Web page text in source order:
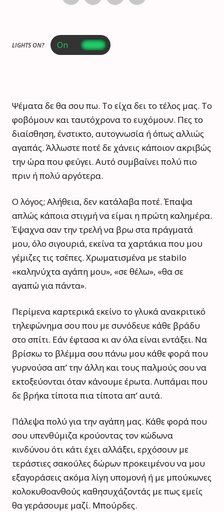
LIGHTS ON?
Ψέματα δε θα σου πω. Το είχα δει το τέλος μας. Το
φοβόμουν και ταυτόχρονα το ευχόμουν. Πες το
διαίσθηση, ένστικτο, αυτογνωσία ή όπως αλλιώς
αγαπάς. Άλλωστε ποτέ δε χάνεις κάποιον ακριβώς
την ώρα που φεύγει. Αυτό συμβαίνει πολύ πιο
πριν ή πολύ αργότερα.
Ο λόγος; Αλήθεια, δεν κατάλαβα ποτέ. Έπαψα
απλώς κάποια στιγμή να είμαι η πρώτη καλημέρα.
Έψαχνα σαν την τρελή να βρω στα πράγματά
μου, όλο σιγουριά, εκείνα τα χαρτάκια που μου
γέμιζες τις τσέπες. Χρωματισμένα με stabilο
«καληνύχτα αγάπη μου», «σε θέλω», «θα σε
αγαπώ για πάντα».
Περίμενα καρτερικά εκείνο το γλυκά ανακριτικό
τηλεφώνημα σου που με συνόδευε κάθε βράδυ
στο σπίτι. Εάν έφτασα κι αν όλα είναι εντάξει. Να
βρίσκω το βλέμμα σου πάνω μου κάθε φορά που
γυρνούσα απ’ την άλλη και τους παλμούς σου να
εκτοξεύονται όταν κάνουμε έρωτα. Λυπάμαι που
δε βρήκα τίποτα πια τίποτα απ’ αυτά.
Πάλεψα πολύ για την αγάπη μας. Κάθε φορά που
σου υπενθύμιζα κρούοντας τον κώδωνα
κινδύνου ότι κάτι έχει αλλάξει, ερχόσουν με
τεράστιες σακούλες δώρων προκειμένου να μου
εξαγοράσεις ακόμα λίγη υπομονή ή με μπούκωνες
κολοκυθοανθούς καθησυχάζοντάς με πως εμείς
θα γεράσουμε μαζί. Μπούρδες.